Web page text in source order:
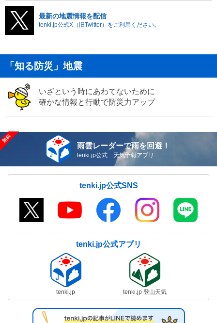
最新の地震情報を配信
tenki.jp公式X（旧Twitter）をご利用ください。
「知る防災」地震
いざという時にあわてないために
確かな情報と行動で防災力アップ
雨雲レーダーで雨を回避！
tenki.jp公式 天気予報アプリ
tenki.jp公式SNS
tenki.jp公式アプリ
tenki.jp tenki.jp 登山天気